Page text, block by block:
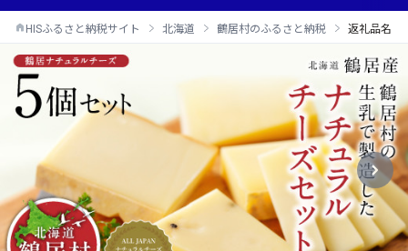
HISふるさと納税サイト 北海道 鶴居村のふるさと納税 返礼品名